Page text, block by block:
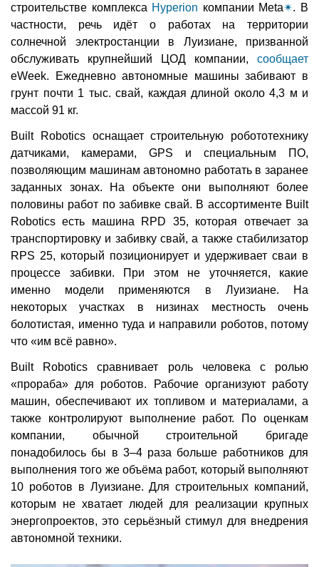
строительстве комплекса Hyperion компании Meta✴. В
частности, речь идёт о работах на территории
солнечной электростанции в Луизиане, призванной
обслуживать крупнейший ЦОД компании, сообщает
eWeek. Ежедневно автономные машины забивают в
грунт почти 1 тыс. свай, каждая длиной около 4,3 м и
массой 91 кг.
Built Robotics оснащает строительную робототехнику
датчиками, камерами, GPS и специальным ПО,
позволяющим машинам автономно работать в заранее
заданных зонах. На объекте они выполняют более
половины работ по забивке свай. В ассортименте Built
Robotics есть машина RPD 35, которая отвечает за
транспортировку и забивку свай, а также стабилизатор
RPS 25, который позиционирует и удерживает сваи в
процессе забивки. При этом не уточняется, какие
именно модели применяются в Луизиане. На
некоторых участках в низинах местность очень
болотистая, именно туда и направили роботов, потому
что «им всё равно».
Built Robotics сравнивает роль человека с ролью
«прораба» для роботов. Рабочие организуют работу
машин, обеспечивают их топливом и материалами, а
также контролируют выполнение работ. По оценкам
компании, обычной строительной бригаде
понадобилось бы в 3–4 раза больше работников для
выполнения того же объёма работ, который выполняют
10 роботов в Луизиане. Для строительных компаний,
которым не хватает людей для реализации крупных
энергопроектов, это серьёзный стимул для внедрения
автономной техники.